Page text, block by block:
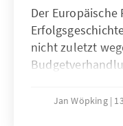
Der
nicht zuletzt
Jan Wöpking